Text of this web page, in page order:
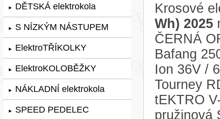
► DĚTSKÁ elektrokola
► S NÍZKÝM NÁSTUPEM
► ElektroTŘÍKOLKY
► ElektroKOLOBĚŽKY
► NÁKLADNÍ elektrokola
► SPEED PEDELEC
Krosové
Wh) 2025
ČERNÁ
Bafang
Ion 36V /
Tourney
tEKTRO
pružinová